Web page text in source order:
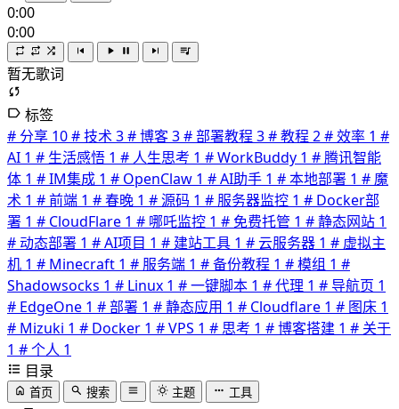
0:00
0:00
暂无歌词
标签
# 分享 10# 技术3# 博客3# 部署教程 3# 教程 2# 效率 1 #
AI 1 # 生活感悟 1 # 人生思考 1 # WorkBuddy 1 # 腾讯智能
体 1 # IM集成 1 # OpenClaw 1 # AI助手 1 # 本地部署 1 # 魔
术 1 # 前端 1 # 春晚 1 # 源码 1 # 服务器监控 1 # Docker部
署 1 # CloudFlare 1 # 哪吒监控 1 # 免费托管 1 # 静态网站 1
# 动态部署 1 # AI项目 1 # 建站工具 1 # 云服务器 1 # 虚拟主
机 1 # Minecraft 1 # 服务端 1 # 备份教程 1 # 模组 1 #
Shadowsocks 1 # Linux 1 # 一键脚本 1 # 代理 1 # 导航页 1
# EdgeOne 1 # 部署 1 # 静态应用 1 # Cloudflare 1 # 图床 1
# Mizuki 1 # Docker 1 # VPS 1 # 思考 1 # 博客搭建 1 # 关于
1 # 个人 1
目录
首页 搜索 主题 工具